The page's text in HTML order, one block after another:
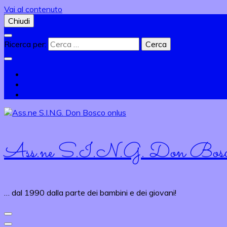
Vai al contenuto
Chiudi
Ricerca per:
Ass.ne S.I.N.G. Don
… dal 1990 dalla parte dei bambini e dei giovani!